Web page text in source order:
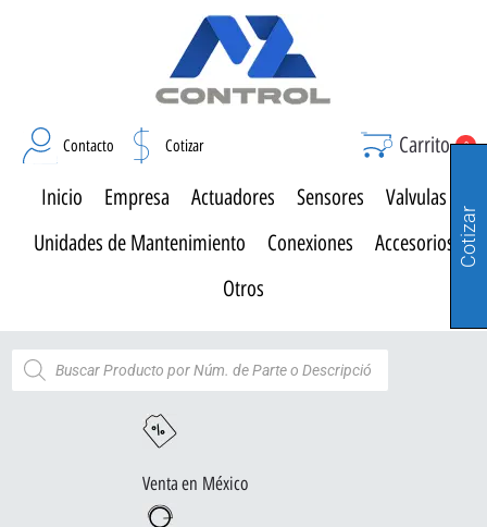
Contacto Cotizar Carrito 0
Inicio Empresa Actuadores Sensores
Valvulas
Unidades de Mantenimiento
Conexiones
Accesorios
Otros
Venta en México
Cotizar